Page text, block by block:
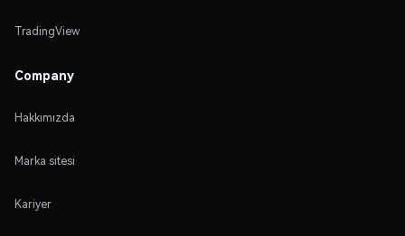
TradingView
Company
Hakkımızda
Marka sitesi
Kariyer